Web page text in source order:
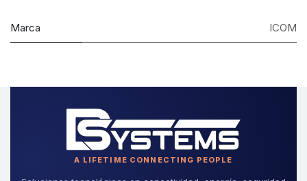
Marca ICOM
A LIFETIME CONNECTING PEOPLE